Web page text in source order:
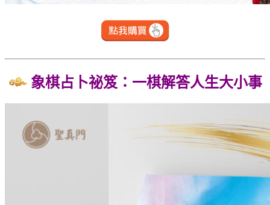
象棋占卜祕笈：一棋解答人生大小事